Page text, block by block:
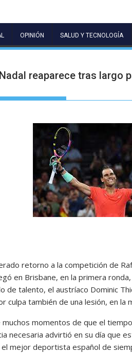
OPINIÓN SALUD Y TECNOLOGÍA
reaparece tras largo
retorno a la competición de
en Brisbane, en la primera
de talento, el austríaco Dominic
culpa también de una lesión, en la
momentos de que el
necesaria advirtió en su día que
mejor deportista español de